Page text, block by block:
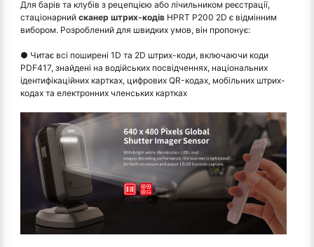
Для барів та клубів з рецепцією або лічильником реєстрації,
стаціонарний сканер штрих-кодів HPRT P200 2D є відмінним
вибором. Розроблений для швидких умов, він пропонує:
● Читає всі поширені 1D та 2D штрих-коди, включаючи коди
PDF417, знайдені на водійських посвідченнях, національних
ідентифікаційних картках, цифрових QR-кодах, мобільних штрих-
кодах та електронних членських картках